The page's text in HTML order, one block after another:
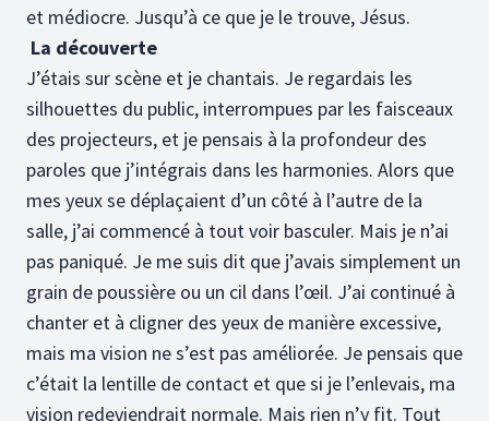
et médiocre. Jusqu’à ce que je le trouve, Jésus.
La découverte
J’étais sur scène et je chantais. Je regardais les
silhouettes du public, interrompues par les faisceaux
des projecteurs, et je pensais à la profondeur des
paroles que j’intégrais dans les harmonies. Alors que
mes yeux se déplaçaient d’un côté à l’autre de la
salle, j’ai commencé à tout voir basculer. Mais je n’ai
pas paniqué. Je me suis dit que j’avais simplement un
grain de poussière ou un cil dans l’œil. J’ai continué à
chanter et à cligner des yeux de manière excessive,
mais ma vision ne s’est pas améliorée. Je pensais que
c’était la lentille de contact et que si je l’enlevais, ma
vision redeviendrait normale. Mais rien n’y fit. Tout